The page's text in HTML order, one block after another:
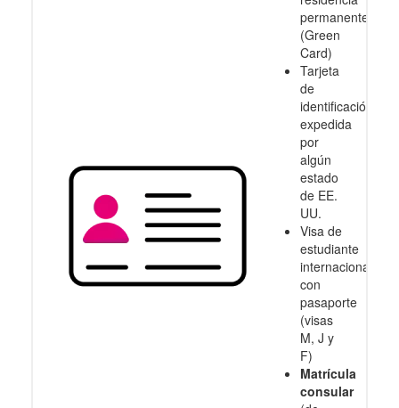
permanente
(Green
Card)
Tarjeta
de
identificación
expedida
por
algún
estado
de EE.
UU.
Visa de
estudiante
internacional
con
pasaporte
(visas
M, J y
F)
Matrícula
consular